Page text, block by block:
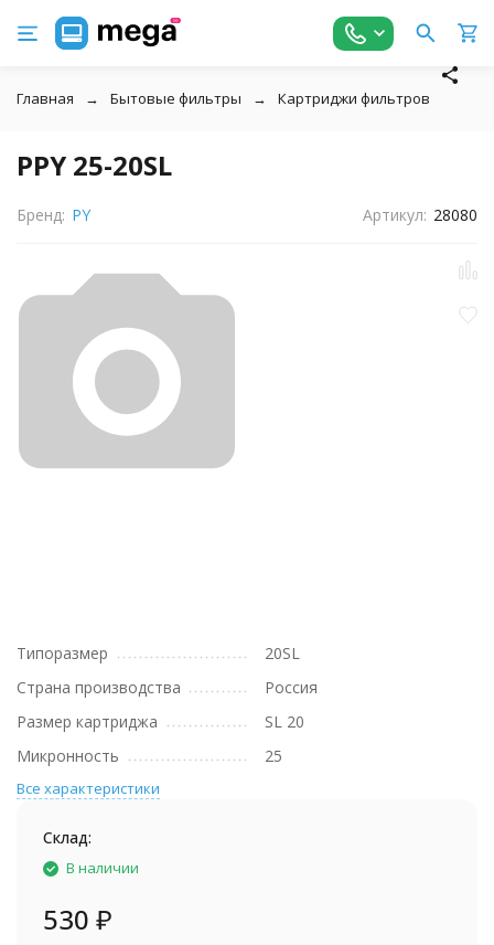
Главная Бытовые фильтры Картриджи фильтров
PPY 25-20SL
Бренд: PY Артикул: 28080
Типоразмер
20SL
Страна производства
Россия
Размер картриджа
SL 20
Микронность
25
Все характеристики
Склад:
В наличии
530 ₽